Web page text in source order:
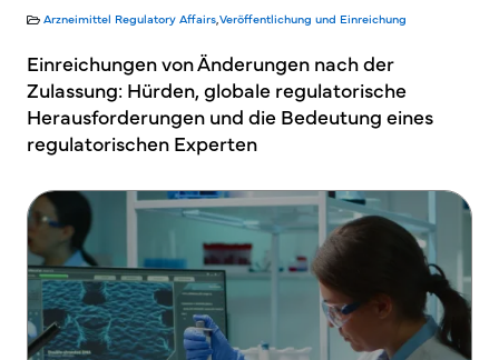
Arzneimittel Regulatory Affairs,Veröffentlichung und Einreichung
Einreichungen von Änderungen nach der
Zulassung: Hürden, globale regulatorische
Herausforderungen und die Bedeutung eines
regulatorischen Experten